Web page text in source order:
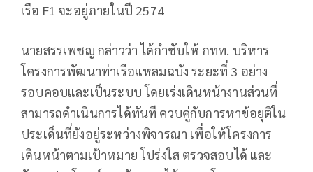
เรือ F1 จะอยู่ภายในปี 2574
นายสรรเพชญ กล่าวว่า ได้กำชับให้ กทท. บริหาร
โครงการพัฒนาท่าเรือแหลมฉบัง ระยะที่ 3 อย่าง
รอบคอบและเป็นระบบ โดยเร่งเดินหน้างานส่วนที่
สามารถดำเนินการได้ทันที ควบคู่กับการหาข้อยุติใน
ประเด็นที่ยังอยู่ระหว่างพิจารณา เพื่อให้โครงการ
เดินหน้าตามเป้าหมาย โปร่งใส ตรวจสอบได้ และ